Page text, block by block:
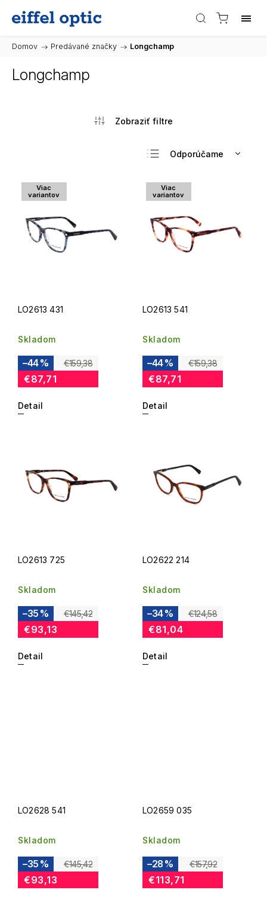
Domov / Predávané značky / Longchamp
Longchamp
Odporúčame
Najdrahšie
Abecedne
Viac
variantov
LO2613 431
Skladom
€159,38
–44 %
€87,71
Detail
Viac
variantov
LO2613 541
Skladom
€159,38
–44 %
€87,71
Detail
LO2613 725
Skladom
€145,42
–35 %
€93,13
Detail
LO2622 214
Skladom
€124,58
–34 %
€81,04
Detail
LO2628 541
Skladom
€145,42
–35 %
€93,13
LO2659 035
Skladom
€157,92
–28 %
€113,71